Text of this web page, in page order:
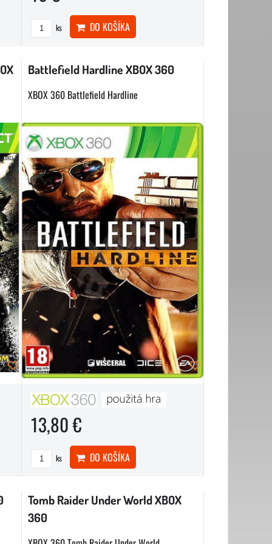
ks DO KOŠÍKA
Battlefield Hardline XBOX 360
XBOX 360 Battlefield Hardline
13,80 €
ks DO KOŠÍKA
Tomb Raider Under World XBOX
360